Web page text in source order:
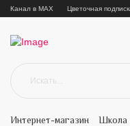
Канал в MAX Цветочная
Интернет-магазин Школа